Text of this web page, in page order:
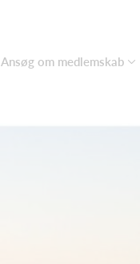
Ansøg om medlemskab